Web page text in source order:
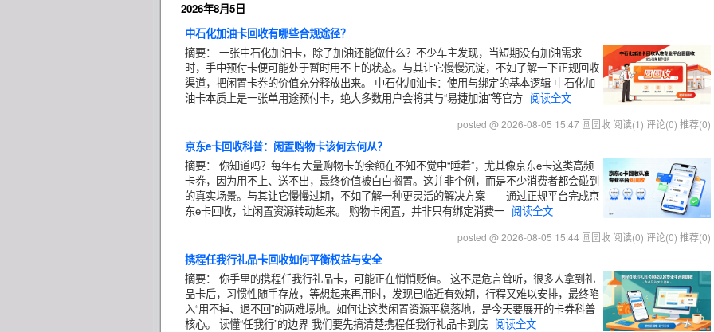
2026年8月5日
中石化加油卡回收有哪些合规途径？
摘要： 一张中石化加油卡，除了加油还能做什么？不少车主发现，当短期没有加油需求
时，手中预付卡便可能处于暂时用不上的状态。与其让它慢慢沉淀，不如了解一下正规回收
渠道，把闲置卡券的价值充分释放出来。 中石化加油卡：使用与绑定的基本逻辑 中石化加
油卡本质上是一张单用途预付卡，绝大多数用户会将其与“易捷加油”等官方 阅读全文
posted @ 2026-08-05 15:47 圆圆收 阅读(1) 评论(0) 推荐(0)
京东e卡回收科普：闲置购物卡该何去何从？
摘要： 你知道吗？每年有大量购物卡的余额在不知不觉中“睡着”，尤其像京东e卡这类高频
卡券，因为用不上、送不出，最终价值被白白搁置。这并非个例，而是不少消费者都会碰到
的真实场景。与其让它慢慢过期，不如了解一种更灵活的解决方案——通过正规平台完成京
东e卡回收，让闲置资源转动起来。 购物卡闲置，并非只有绑定消费一 阅读全文
posted @ 2026-08-05 15:44 圆圆收 阅读(0) 评论(0) 推荐(0)
携程任我行礼品卡回收如何平衡权益与安全
摘要： 你手里的携程任我行礼品卡，可能正在悄悄贬值。 这不是危言耸听，很多人拿到礼
品卡后，习惯性随手存放，等想起来再用时，发现已临近有效期，行程又难以安排，最终陷
入“用不掉、退不回”的两难境地。如何让这类闲置资源平稳落地，是今天要展开的卡券科普
核心。 读懂“任我行”的边界 我们要先搞清楚携程任我行礼品卡到底 阅读全文